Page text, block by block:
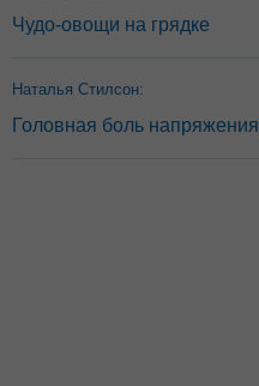
Чудо-овощи на грядке
Наталья Стилсон:
Головная боль напряжения